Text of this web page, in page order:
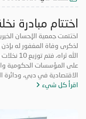
اختتام مبادرة
اختتمت جمعية الإحسان
لذكرى وفاة المغفور له
على المؤسسات الحكومية
الاقتصادية في دبي، ودائرة
اقرأ كل شيء